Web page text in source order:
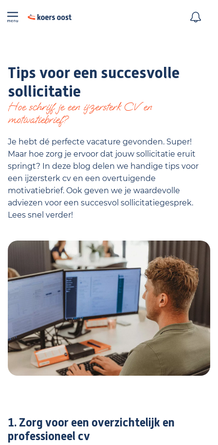
Tips voor een succesvolle
sollicitatie
Hoe schrijf je een ijzersterk CV en
motivatiebrief?
Je hebt dé perfecte vacature gevonden. Super!
Maar hoe zorg je ervoor dat jouw sollicitatie eruit
springt? In deze blog delen we handige tips voor
een ijzersterk cv en een overtuigende
motivatiebrief. Ook geven we je waardevolle
adviezen voor een succesvol sollicitatiegesprek.
Lees snel verder!
1. Zorg voor een overzichtelijk en
professioneel cv